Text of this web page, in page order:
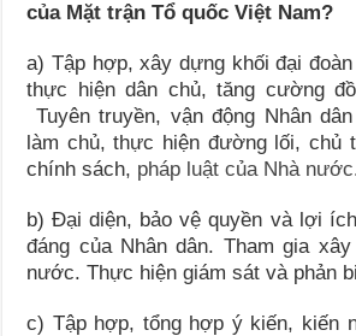
của Mặt trận Tổ quốc Việt Nam?
a) Tập hợp, xây dựng khối đại
thực hiện dân chủ, tăng cường
Tuyên truyền, vận động Nhân
làm chủ, thực hiện đường lối, chủ
chính sách, pháp luật của Nhà nước
b) Đại diện, bảo vệ quyền và lợi
đáng của Nhân dân. Tham gia
nước. Thực hiện giám sát và phản
c) Tập hợp, tổng hợp ý kiến, kiến